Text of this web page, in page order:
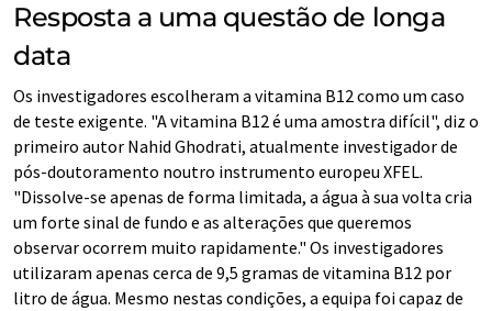
Resposta a uma questão de longa
data
Os investigadores escolheram a vitamina B12 como um caso
de teste exigente. "A vitamina B12 é uma amostra difícil", diz o
primeiro autor Nahid Ghodrati, atualmente investigador de
pós-doutoramento noutro instrumento europeu XFEL.
"Dissolve-se apenas de forma limitada, a água à sua volta cria
um forte sinal de fundo e as alterações que queremos
observar ocorrem muito rapidamente." Os investigadores
utilizaram apenas cerca de 9,5 gramas de vitamina B12 por
litro de água. Mesmo nestas condições, a equipa foi capaz de